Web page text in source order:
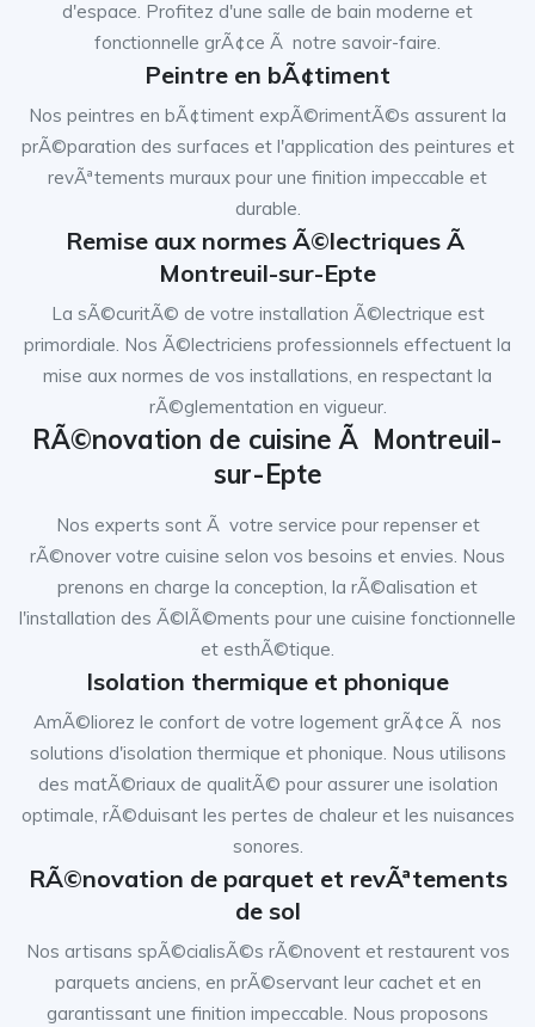
d'espace. Profitez d'une salle de bain moderne et
fonctionnelle grÃ¢ce Ã notre savoir-faire.
Peintre en bÃ¢timent
Nos peintres en bÃ¢timent expÃ©rimentÃ©s assurent la
prÃ©paration des surfaces et l'application des peintures et
revÃªtements muraux pour une finition impeccable et
durable.
Remise aux normes Ã©lectriques Ã
Montreuil-sur-Epte
La sÃ©curitÃ© de votre installation Ã©lectrique est
primordiale. Nos Ã©lectriciens professionnels effectuent la
mise aux normes de vos installations, en respectant la
rÃ©glementation en vigueur.
RÃ©novation de cuisine Ã Montreuil-
sur-Epte
Nos experts sont Ã votre service pour repenser et
rÃ©nover votre cuisine selon vos besoins et envies. Nous
prenons en charge la conception, la rÃ©alisation et
l'installation des Ã©lÃ©ments pour une cuisine fonctionnelle
et esthÃ©tique.
Isolation thermique et phonique
AmÃ©liorez le confort de votre logement grÃ¢ce Ã nos
solutions d'isolation thermique et phonique. Nous utilisons
des matÃ©riaux de qualitÃ© pour assurer une isolation
optimale, rÃ©duisant les pertes de chaleur et les nuisances
sonores.
RÃ©novation de parquet et revÃªtements
de sol
Nos artisans spÃ©cialisÃ©s rÃ©novent et restaurent vos
parquets anciens, en prÃ©servant leur cachet et en
garantissant une finition impeccable. Nous proposons